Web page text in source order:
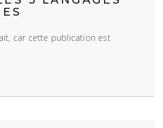
car cette publication est